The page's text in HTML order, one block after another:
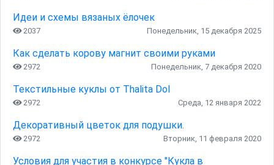
Идеи и схемы вязаных ёлочек
2037 Понедельник, 15 декабря 2025
Как сделать корову магнит своими руками
2972 Понедельник, 7 декабря 2020
Текстильные куклы от Thalita Dol
2972 Среда, 12 января 2022
Декоративный цветок для подушки.
2972 Вторник, 11 февраля 2020
Условия для участия в конкурсе "Кукла в